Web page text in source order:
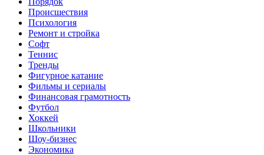
Происшествия
Психология
Ремонт и стройка
Софт
Теннис
Тренды
Фигурное катание
Фильмы и сериалы
Финансовая грамотность
Футбол
Хоккей
Школьники
Шоу-бизнес
Экономика